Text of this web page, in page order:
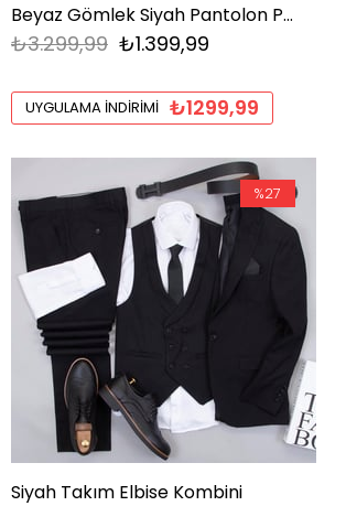
Beyaz Gömlek Siyah Pantolon Papyon Askı Ayakkabı Kombin
₺1.399,99
₺3.299,99
UYGULAMA İNDIRIMI ₺1299,99
Siyah Takım Elbise Kombini
%27